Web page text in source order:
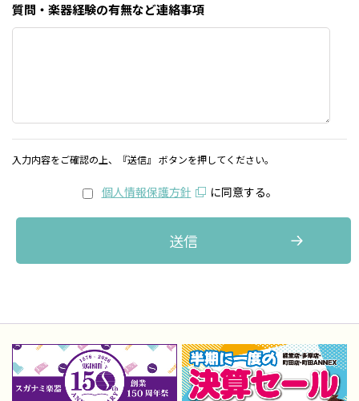
質問・楽器経験の有無など連絡事項
入力内容をご確認の上、『送信』 ボタンを押してください。
個人情報保護方針 に同意する。